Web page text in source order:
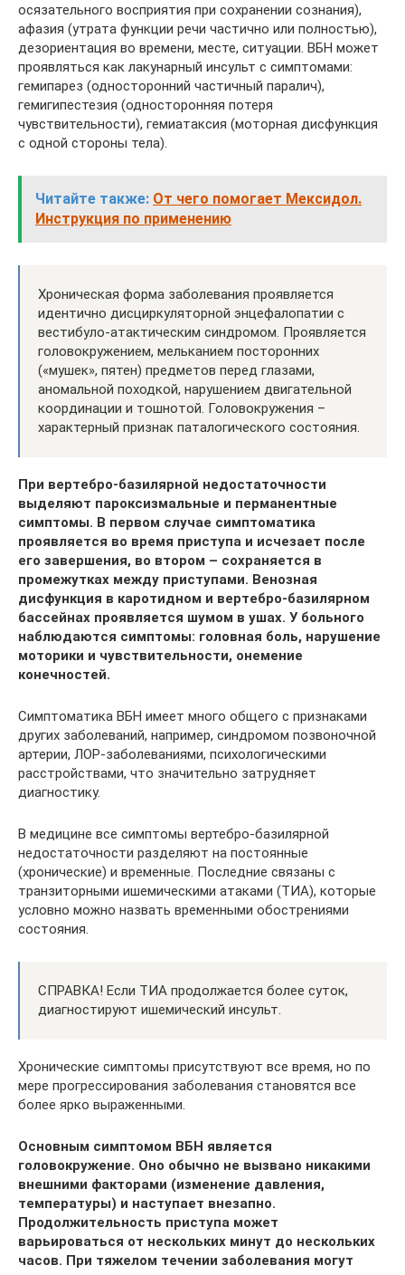
осязательного восприятия при сохранении сознания),
афазия (утрата функции речи частично или полностью),
дезориентация во времени, месте, ситуации. ВБН может
проявляться как лакунарный инсульт с симптомами:
гемипарез (односторонний частичный паралич),
гемигипестезия (односторонняя потеря
чувствительности), гемиатаксия (моторная дисфункция
с одной стороны тела).
Читайте также: От чего помогает Мексидол.
Инструкция по применению
Хроническая форма заболевания проявляется
идентично дисциркуляторной энцефалопатии с
вестибуло-атактическим синдромом. Проявляется
головокружением, мельканием посторонних
(«мушек», пятен) предметов перед глазами,
аномальной походкой, нарушением двигательной
координации и тошнотой. Головокружения –
характерный признак паталогического состояния.
При вертебро-базилярной недостаточности
выделяют пароксизмальные и перманентные
симптомы. В первом случае симптоматика
проявляется во время приступа и исчезает после
его завершения, во втором – сохраняется в
промежутках между приступами. Венозная
дисфункция в каротидном и вертебро-базилярном
бассейнах проявляется шумом в ушах. У больного
наблюдаются симптомы: головная боль, нарушение
моторики и чувствительности, онемение
конечностей.
Симптоматика ВБН имеет много общего с признаками
других заболеваний, например, синдромом позвоночной
артерии, ЛОР-заболеваниями, психологическими
расстройствами, что значительно затрудняет
диагностику.
В медицине все симптомы вертебро-базилярной
недостаточности разделяют на постоянные
(хронические) и временные. Последние связаны с
транзиторными ишемическими атаками (ТИА), которые
условно можно назвать временными обострениями
состояния.
СПРАВКА! Если ТИА продолжается более суток,
диагностируют ишемический инсульт.
Хронические симптомы присутствуют все время, но по
мере прогрессирования заболевания становятся все
более ярко выраженными.
Основным симптомом ВБН является
головокружение. Оно обычно не вызвано никакими
внешними факторами (изменение давления,
температуры) и наступает внезапно.
Продолжительность приступа может
варьироваться от нескольких минут до нескольких
часов. При тяжелом течении заболевания могут